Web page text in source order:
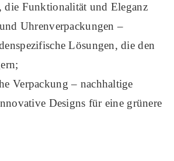
die Funktionalität und Eleganz
Uhrenverpackungen –
Lösungen, die den
Verpackung – nachhaltige
Designs für eine grünere